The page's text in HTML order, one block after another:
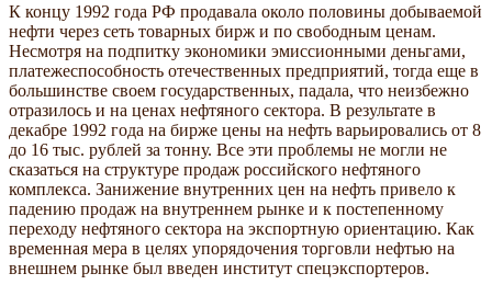
К концу 1992 года РФ продавала около половины добываемой
нефти через сеть товарных бирж и по свободным ценам.
Несмотря на подпитку экономики эмиссионными деньгами,
платежеспособность отечественных предприятий, тогда еще в
большинстве своем государственных, падала, что неизбежно
отразилось и на ценах нефтяного сектора. В результате в
декабре 1992 года на бирже цены на нефть варьировались от 8
до 16 тыс. рублей за тонну. Все эти проблемы не могли не
сказаться на структуре продаж российского нефтяного
комплекса. Занижение внутренних цен на нефть привело к
падению продаж на внутреннем рынке и к постепенному
переходу нефтяного сектора на экспортную ориентацию. Как
временная мера в целях упорядочения торговли нефтью на
внешнем рынке был введен институт спецэкспортеров.